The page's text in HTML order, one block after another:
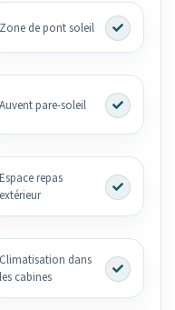
Zone de pont soleil
Auvent pare-soleil
Espace repas
extérieur
Climatisation dans
les cabines